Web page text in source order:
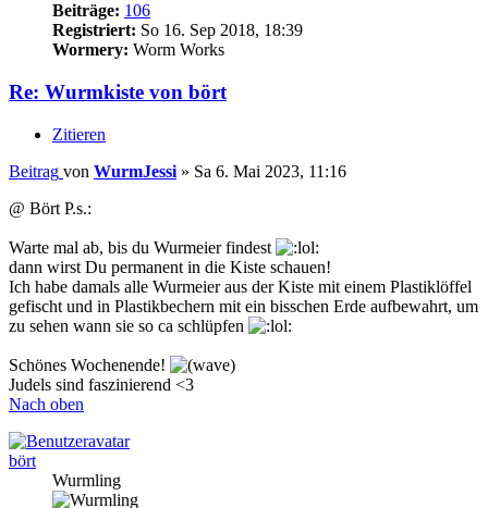
Beiträge: 106
Registriert: So 16. Sep 2018, 18:39
Wormery: Worm Works
Re: Wurmkiste von bört
Zitieren
Beitrag von WurmJessi » Sa 6. Mai 2023, 11:16
@ Bört P.s.:
Warte mal ab, bis du Wurmeier findest
dann wirst Du permanent in die Kiste schauen!
Ich habe damals alle Wurmeier aus der Kiste mit einem Plastiklöffel
gefischt und in Plastikbechern mit ein bisschen Erde aufbewahrt, um
zu sehen wann sie so ca schlüpfen
Schönes Wochenende!
Judels sind faszinierend <3
Nach oben
bört
Wurmling